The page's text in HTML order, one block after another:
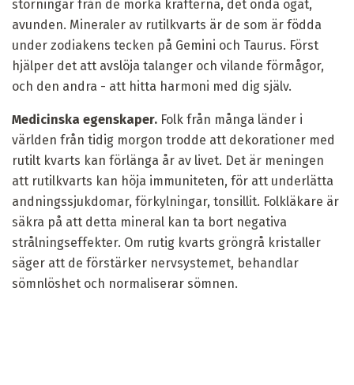
störningar från de mörka krafterna, det onda ögat,
avunden. Mineraler av rutilkvarts är de som är födda
under zodiakens tecken på Gemini och Taurus. Först
hjälper det att avslöja talanger och vilande förmågor,
och den andra - att hitta harmoni med dig själv.
Medicinska egenskaper. Folk från många länder i
världen från tidig morgon trodde att dekorationer med
rutilt kvarts kan förlänga år av livet. Det är meningen
att rutilkvarts kan höja immuniteten, för att underlätta
andningssjukdomar, förkylningar, tonsillit. Folkläkare är
säkra på att detta mineral kan ta bort negativa
strålningseffekter. Om rutig kvarts gröngrå kristaller
säger att de förstärker nervsystemet, behandlar
sömnlöshet och normaliserar sömnen.